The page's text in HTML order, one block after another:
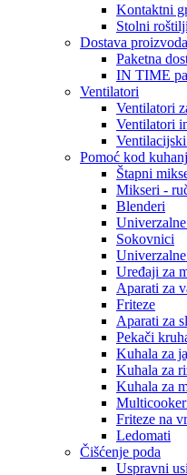
Kontaktni
Stolni
Dostava proizvoda
Paketna
IN TIME
Ventilatori
Ventilatori
Ventilatori
Pomoć kod
Štapni
Mikseri -
Blenderi
Sokovnici
Uređaji za
Aparati za
Friteze
Aparati za
Pekači
Kuhala za
Kuhala za
Kuhala za
Friteze na
Ledomati
Čišćenje poda
Uspravni